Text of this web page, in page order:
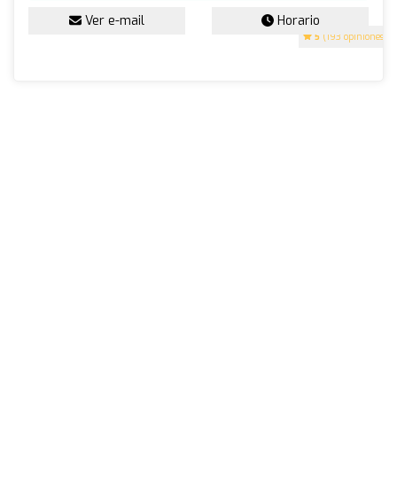
5 (193 opiniones)
Ver e-mail Horario